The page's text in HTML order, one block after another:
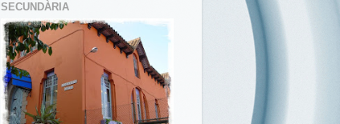
SECUNDÀRIA